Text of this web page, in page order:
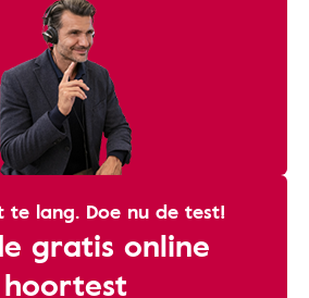
te lang. Doe nu de test!
gratis online
hoortest